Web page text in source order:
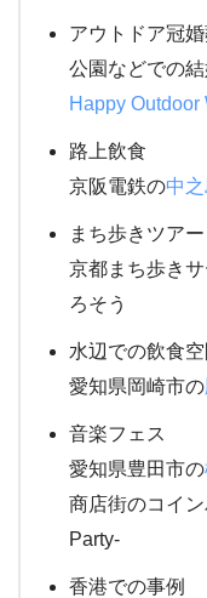
アウトドア冠
公園などでの
Happy Outdoor
路上飲食
京阪電鉄の中
まち歩きツアー
京都まち歩き
ろそう
水辺での飲食空
愛知県岡崎市の
音楽フェス
愛知県豊田市の
商店街のコイ
Party-
香港での事例